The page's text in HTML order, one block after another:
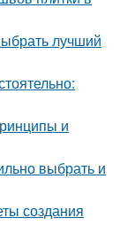
лучший
и
выбрать и
создания